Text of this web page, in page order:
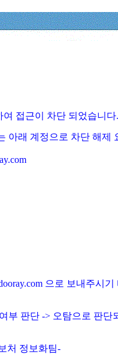
접근이 차단 되었습니다.
아래 계정으로 차단 해제
으로 보내주시
부 판단 -> 오탐으로 판단
처 정보화팀-